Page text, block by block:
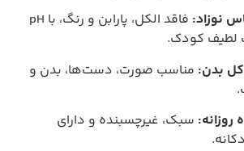
نوزاد: فاقد الکل، پارابن و رنگ، با
لطیف کودک.
کل بدن: مناسب صورت، دست‌ها، بدن و
.
روزانه: سبک، غیرچسبنده و دارای
.